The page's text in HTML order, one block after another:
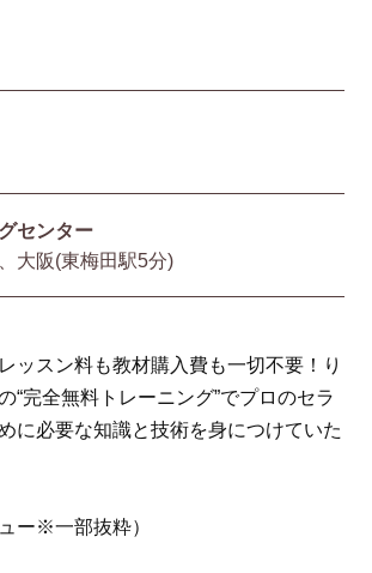
センター
大阪(東梅田駅5分)
ッスン料も教材購入費も一切不要！り
“完全無料トレーニング”でプロのセラ
に必要な知識と技術を身につけていた
ー※一部抜粋）